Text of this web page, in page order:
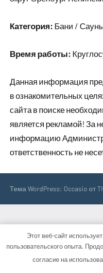
Категория: Бани /
Время работы:
Данная информация
в ознакомительных
сайта в поиске
является рекламой! За
информацию
ответственность не
Тема WordPress: Occasio от
Этот веб-сайт
пользовательского опыта.
согласие на